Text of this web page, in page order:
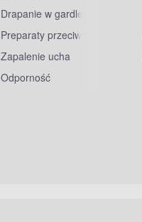
Drapanie w gardle
Preparaty przeciwwirusowe
Zapalenie ucha
Odporność